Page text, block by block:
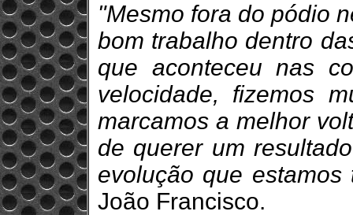
"Mesmo fora do pódio
bom trabalho dentro
que aconteceu nas
velocidade, fizemos
marcamos a melhor
de querer um
evolução que
João Francisco.